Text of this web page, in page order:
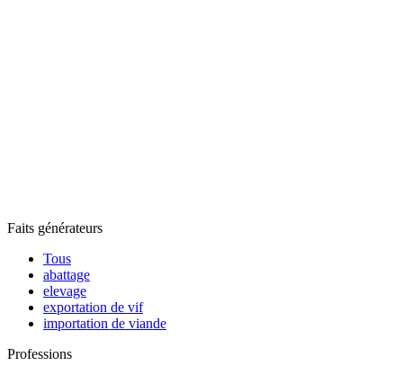
Faits générateurs
Tous
abattage
elevage
exportation de vif
importation de viande
Professions